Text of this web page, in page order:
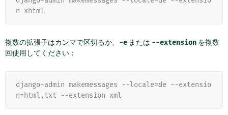
n xhtml
複数の拡張子はカンマで区切るか、 -e または --extension を複数
回使用してください：
django-admin makemessages --locale=de --extensio
n=html,txt --extension xml